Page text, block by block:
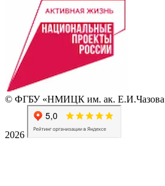
© ФГБУ «НМИЦК им. ак.
2026